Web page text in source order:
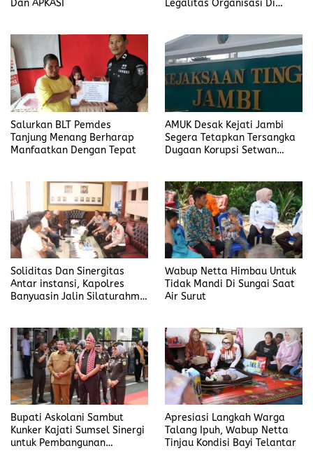
Dan APKASI
Legalitas Organisasi Di
Salurkan BLT Pemdes
Tanjung Menang Berharap
Manfaatkan Dengan Tepat
AMUK Desak Kejati Jambi
Segera Tetapkan Tersangka
Dugaan Korupsi Setwan
Soliditas Dan Sinergitas
Antar instansi, Kapolres
Banyuasin Jalin Silaturahmi
Wabup Netta Himbau Untuk
Tidak Mandi Di Sungai Saat
Air Surut
Bupati Askolani Sambut
Kunker Kajati Sumsel Sinergi
untuk Pembangunan
Apresiasi Langkah Warga
Talang Ipuh, Wabup Netta
Tinjau Kondisi Bayi Telantar